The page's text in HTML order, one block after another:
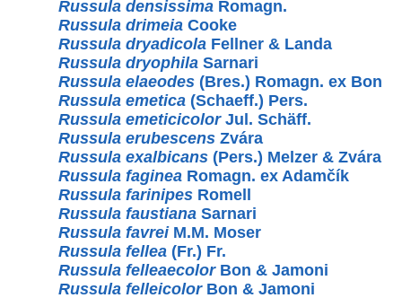
Russula densissima Romagn.
Russula drimeia Cooke
Russula dryadicola Fellner & Landa
Russula dryophila Sarnari
Russula elaeodes (Bres.) Romagn. ex Bon
Russula emetica (Schaeff.) Pers.
Russula emeticicolorJul. Schäff.
Russula erubescens Zvára
Russula exalbicans (Pers.) Melzer & Zvára
Russula faginea Romagn. ex Adamčík
Russula farinipes Romell
Russula faustiana Sarnari
Russula favreiM.M. Moser
Russula fellea (Fr.) Fr.
Russula felleaecolorBon & Jamoni
Russula felleicolorBon & Jamoni